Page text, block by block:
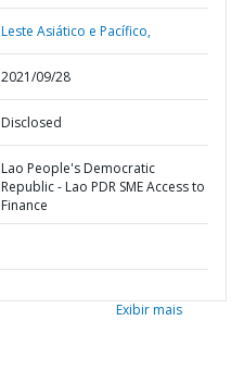
Leste Asiático e Pacífico,
2021/09/28
Disclosed
Lao People's Democratic
Republic - Lao PDR SME Access to
Finance
Exibir mais